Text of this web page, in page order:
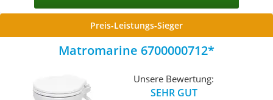
Preis-Leistungs-Sieger
Matromarine 6700000712
Unsere Bewertung:
SEHR GUT